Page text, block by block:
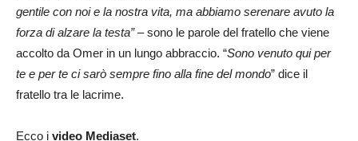
gentile con noi e la nostra vita, ma abbiamo serenare avuto la
forza di alzare la testa” –sono le parole del fratello che viene
accolto da Omer in un lungo abbraccio. “Sono venuto qui per
te e per te ci sarò sempre fino alla fine del mondo” dice il
fratello tra le lacrime.
Ecco i video Mediaset.